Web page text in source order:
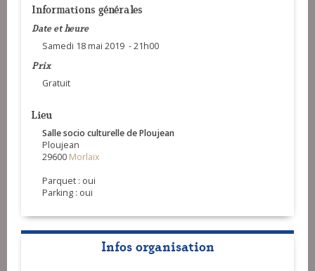
Informations générales
Date et heure
Samedi 18 mai 2019 - 21h00
Prix
Gratuit
Lieu
Salle socio culturelle de Ploujean
Ploujean
29600 Morlaix
Parquet : oui
Parking : oui
Infos organisation